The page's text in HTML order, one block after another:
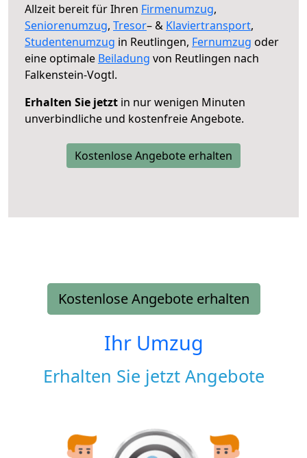
Allzeit bereit für Ihren Firmenumzug,
Seniorenumzug, Tresor– & Klaviertransport,
Studentenumzug in Reutlingen, Fernumzug oder
eine optimale Beiladung von Reutlingen nach
Falkenstein-Vogtl.
Erhalten Sie jetzt in nur wenigen Minuten
unverbindliche und kostenfreie Angebote.
Kostenlose Angebote erhalten
Kostenlose Angebote erhalten
Ihr Umzug
Erhalten Sie jetzt Angebote